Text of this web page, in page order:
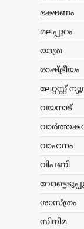
ഭക്ഷണം
മലപ്പുറം
യാത്ര
രാഷ്ട്രീയം
ലേറ്റസ്റ്റ്
വയനാട്
വാഹനം
വിപണി
ശാസ്ത്രം
സിനിമ